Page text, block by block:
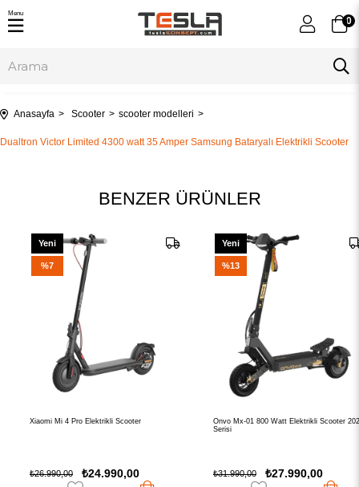
0
Menu
Anasayfa Scooter scooter modelleri
Dualtron Victor Limited 4300 watt 35 Amper Samsung Bataryalı Elektrikli Scooter
BENZER ÜRÜNLER
Xiaomi Mi 4 Pro Elektrikli Scooter
₺24.990,00
₺26.990,00
Onvo Mx-01 800 Watt Elektrikli Scooter 2026
₺27.990,00
₺31.990,00